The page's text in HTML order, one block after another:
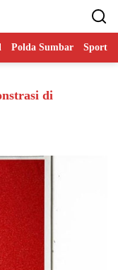
Polda Sumbar Sports
di